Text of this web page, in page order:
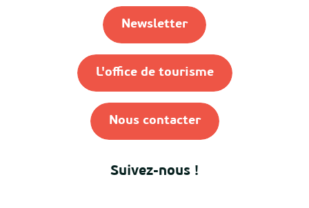
Newsletter
L'office de tourisme
Nous contacter
Suivez-nous !